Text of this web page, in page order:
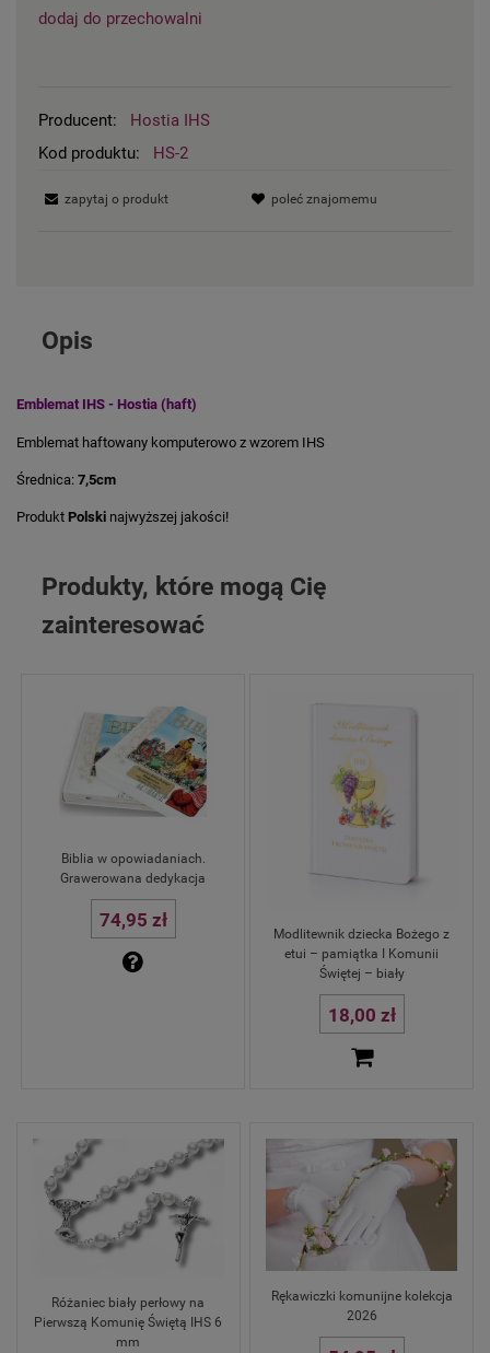
dodaj do przechowalni
Producent:
Hostia IHS
Kod produktu:
HS-2
zapytaj o produkt poleć znajomemu
Opis
Emblemat IHS - Hostia (haft)
Emblemat haftowany komputerowo z wzorem IHS
Średnica: 7,5cm
Produkt Polski najwyższej jakości!
Produkty, które mogą Cię
zainteresować
Biblia w opowiadaniach.
Grawerowana dedykacja
74,95 zł
Modlitewnik dziecka Bożego z
etui – pamiątka I Komunii
Świętej – biały
18,00 zł
Różaniec biały perłowy na
Pierwszą Komunię Świętą IHS 6
mm
Rękawiczki komunijne kolekcja
2026